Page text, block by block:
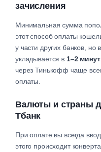
зачисления
Минимальная сумма
этот способ оплаты
у части других банков, но
укладывается в 1–2
через Тинькофф чаще
оплаты.
Валюты и страны
Тбанк
При оплате вы всегда
этого происходит